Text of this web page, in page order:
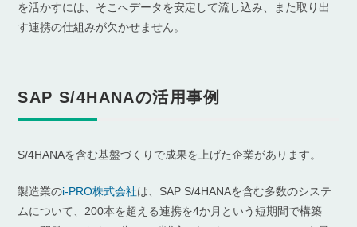
を活かすには、そこへデータを安定して流し込み、また取り出
す連携の仕組みが欠かせません。
SAP S/4HANAの活用事例
S/4HANAを含む基盤づくりで成果を上げた企業があります。
製造業のi-PRO株式会社は、SAP S/4HANAを含む多数のシステ
ムについて、200本を超える連携を4か月という短期間で構築